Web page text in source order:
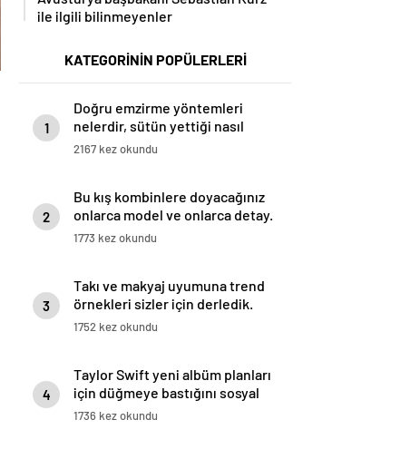
ile ilgili bilinmeyenler
KATEGORİNİN POPÜLERLERİ
1
Doğru emzirme yöntemleri
nelerdir, sütün yettiği nasıl
anlaşılır?
2167 kez okundu
2
Bu kış kombinlere doyacağınız
onlarca model ve onlarca detay.
1773 kez okundu
3
Takı ve makyaj uyumuna trend
örnekleri sizler için derledik.
1752 kez okundu
4
Taylor Swift yeni albüm planları
için düğmeye bastığını sosyal
medyadan duyurdu!
1736 kez okundu